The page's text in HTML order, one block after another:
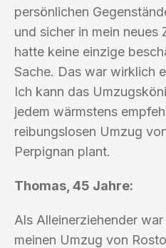
persönlichen
und sicher in mein neues
hatte keine einzige
Sache. Das war wirklich
Ich kann das
jedem wärmstens
reibungslosen Umzug
Perpignan plant.
Thomas, 45 Jahre:
Als Alleinerziehender
meinen Umzug von